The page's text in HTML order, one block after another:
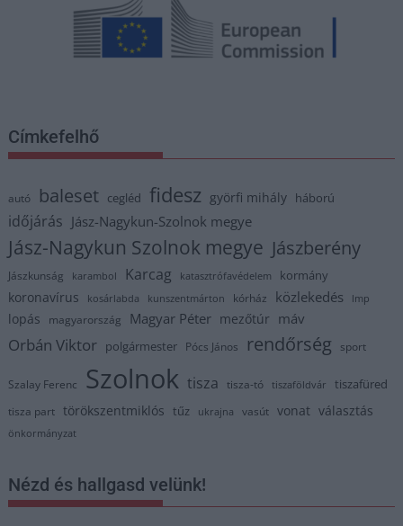
Címkefelhő
autó baleset cegléd fidesz györfi mihály háború
időjárás Jász-Nagykun-Szolnok megye
Jász-Nagykun Szolnok megye Jászberény
Jászkunság karambol Karcag katasztrófavédelem kormány
koronavírus kosárlabda kunszentmárton kórház közlekedés lmp
lopás magyarország Magyar Péter mezőtúr máv
Orbán Viktor polgármester Pócs János rendőrség sport
Szalay Ferenc Szolnok tisza tisza-tó tiszaföldvár tiszafüred
tisza part törökszentmiklós tűz ukrajna vasút vonat választás
önkormányzat
Nézd és hallgasd velünk!